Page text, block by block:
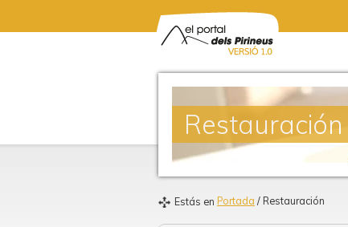
Restauración
Estás en Portada / Restauración